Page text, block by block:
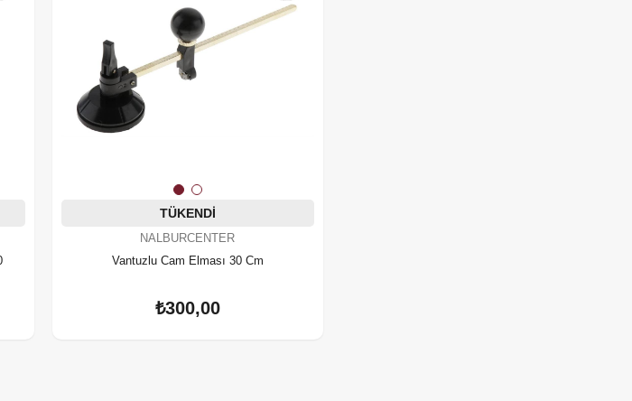
TÜKENDI
NALBURCENTER
Vantuzlu Cam Elması 30 Cm
₺300,00